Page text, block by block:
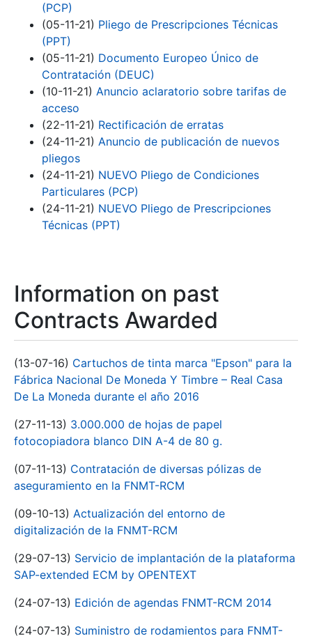
(PCP)
(05-11-21) Pliego de Prescripciones Técnicas
(PPT)
(05-11-21) Documento Europeo Único de
Contratación (DEUC)
(10-11-21) Anuncio aclaratorio sobre tarifas de
acceso
(22-11-21) Rectificación de erratas
(24-11-21) Anuncio de publicación de nuevos
pliegos
(24-11-21) NUEVO Pliego de Condiciones
Particulares (PCP)
(24-11-21) NUEVO Pliego de Prescripciones
Técnicas (PPT)
Information on past
Contracts Awarded
(13-07-16) Cartuchos de tinta marca "Epson" para la
Fábrica Nacional De Moneda Y Timbre – Real Casa
De La Moneda durante el año 2016
(27-11-13) 3.000.000 de hojas de papel
fotocopiadora blanco DIN A-4 de 80 g.
(07-11-13) Contratación de diversas pólizas de
aseguramiento en la FNMT-RCM
(09-10-13) Actualización del entorno de
digitalización de la FNMT-RCM
(29-07-13) Servicio de implantación de la plataforma
SAP-extended ECM by OPENTEXT
(24-07-13) Edición de agendas FNMT-RCM 2014
(24-07-13) Suministro de rodamientos para FNMT-